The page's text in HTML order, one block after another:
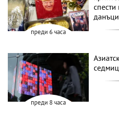
преди 6 часа
данъци
преди 8 часа